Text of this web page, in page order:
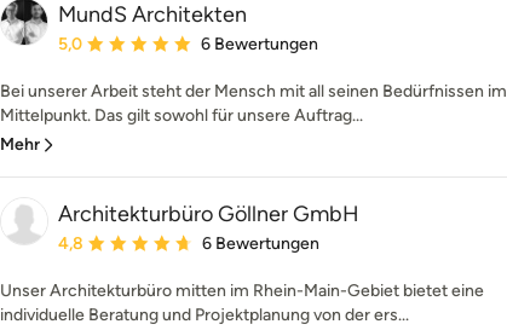
MundS Architekten
Durchschnittliche Bewertung: 5 von 5 Sternen
5,0 6 Bewertungen
Bei unserer Arbeit steht der Mensch mit all seinen Bedürfnissen im
Mittelpunkt. Das gilt sowohl für unsere Auftrag...
Mehr
Architekturbüro Göllner GmbH
Durchschnittliche Bewertung: 4.8 von 5 Sternen
4,8 6 Bewertungen
Unser Architekturbüro mitten im Rhein-Main-Gebiet bietet eine
individuelle Beratung und Projektplanung von der ers...